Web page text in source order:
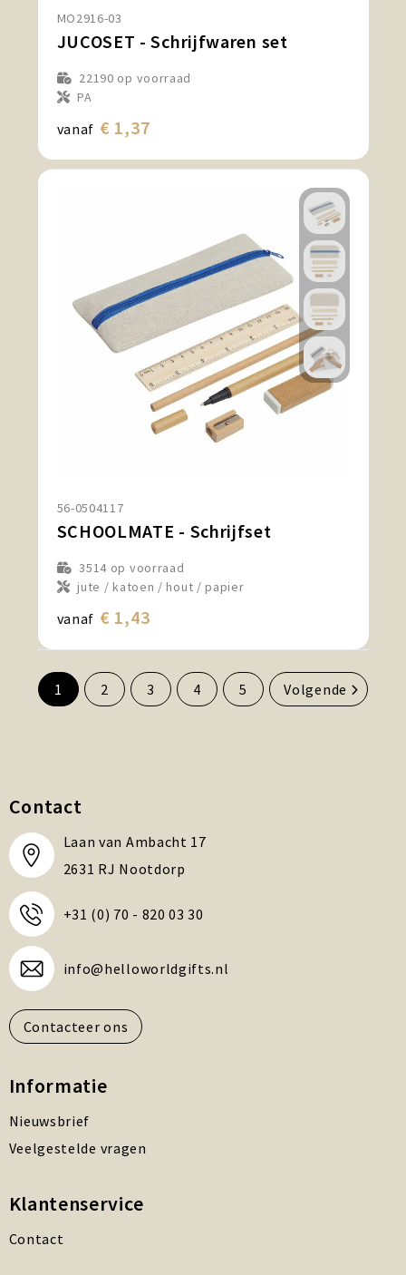
MO2916-03
JUCOSET - Schrijfwaren set
22190 op voorraad
PA
vanaf € 1,37
56-0504117
SCHOOLMATE - Schrijfset
3514 op voorraad
jute / katoen / hout / papier
vanaf € 1,43
1 2 3 4 5 Volgende
Contact
Laan van Ambacht 17
2631 RJ Nootdorp
+31 (0) 70 - 820 03 30
info@helloworldgifts.nl
Contacteer ons
Informatie
Nieuwsbrief
Veelgestelde vragen
Klantenservice
Contact